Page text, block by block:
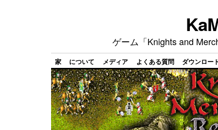
ゲーム「Knights and
家 について メディア よくある質問 ダウンロー